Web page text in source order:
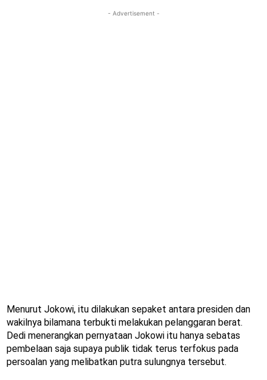
- Advertisement -
Menurut Jokowi, itu dilakukan sepaket antara presiden dan
wakilnya bilamana terbukti melakukan pelanggaran berat.
Dedi menerangkan pernyataan Jokowi itu hanya sebatas
pembelaan saja supaya publik tidak terus terfokus pada
persoalan yang melibatkan putra sulungnya tersebut.